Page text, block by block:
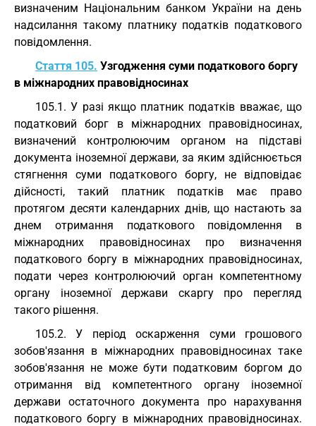
визначеним Національним банком України на день
надсилання такому платнику податків податкового
повідомлення.
Стаття 105. Узгодження суми податкового боргу
в міжнародних правовідносинах
105.1. У разі якщо платник податків вважає, що
податковий борг в міжнародних правовідносинах,
визначений контролюючим органом на підставі
документа іноземної держави, за яким здійснюється
стягнення суми податкового боргу, не відповідає
дійсності, такий платник податків має право
протягом десяти календарних днів, що настають за
днем отримання податкового повідомлення в
міжнародних правовідносинах про визначення
податкового боргу в міжнародних правовідносинах,
подати через контролюючий орган компетентному
органу іноземної держави скаргу про перегляд
такого рішення.
105.2. У період оскарження суми грошового
зобов'язання в міжнародних правовідносинах таке
зобов'язання не може бути податковим боргом до
отримання від компетентного органу іноземної
держави остаточного документа про нарахування
податкового боргу в міжнародних правовідносинах.